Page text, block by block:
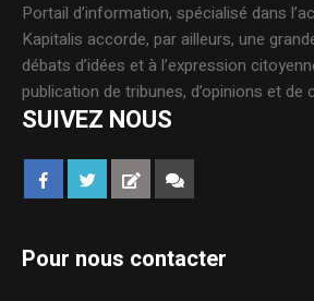
Portail d’information, spécialisé dans
Kapitalis accorde, par ailleurs, une
débats d’idées et à l’expression
publication de tribunes, d’opinions et de
SUIVEZ NOUS
Pour nous contacter